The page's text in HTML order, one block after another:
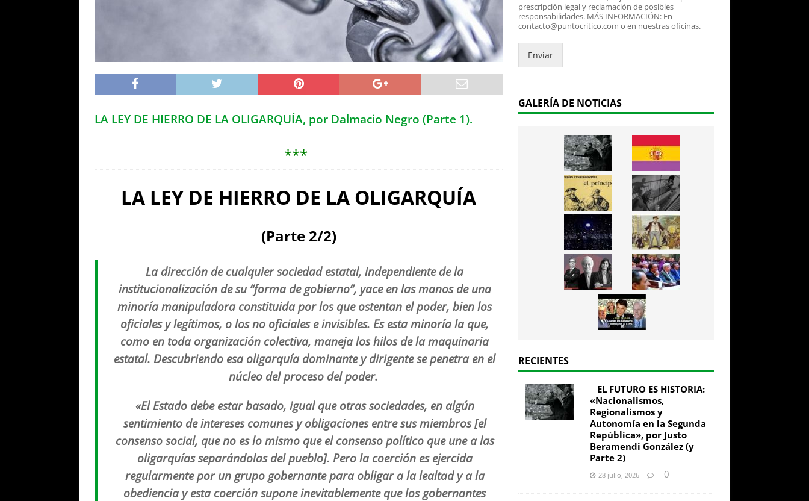
LA LEY DE HIERRO DE LA OLIGARQUÍA, por Dalmacio Negro (Parte 1).
***
LA LEY DE HIERRO DE LA OLIGARQUÍA
(Parte 2/2)
La dirección de cualquier sociedad estatal, independiente de la
institucionalización de su “forma de gobierno”, yace en las manos de una
minoría manipuladora constituida por los que ostentan el poder, bien los
oficiales y legítimos, o los no oficiales e invisibles. Es esta minoría la que,
como en toda organización colectiva, maneja los hilos de la maquinaria
estatal. Descubriendo esa oligarquía dominante y dirigente se penetra en el
núcleo del proceso del poder.
«El Estado debe estarbasado, igual que otras sociedades, en algún
sentimiento de intereses comunes y obligaciones entre sus miembros [el
consenso social, que no es lo mismo que el consenso político que une a las
oligarquías separándolas del pueblo]. Pero la coerción es ejercida
regularmente por un grupo gobernante para obligar a la lealtad y a la
obediencia y esta coerción supone inevitablemente quelos gobernantes
i
c
o
.
prescripción legal y reclamación de posibles
responsabilidades. MÁS INFORMACIÓN: En
contacto@puntocritico.com o en nuestras oficinas.
Enviar
GALERÍA DE NOTICIAS
RECIENTES
EL FUTURO ES HISTORIA:
«Nacionalismos,
Regionalismos y
Autonomía en la Segunda
República», por Justo
Beramendi González (y
Parte 2)
28 julio, 2026 0